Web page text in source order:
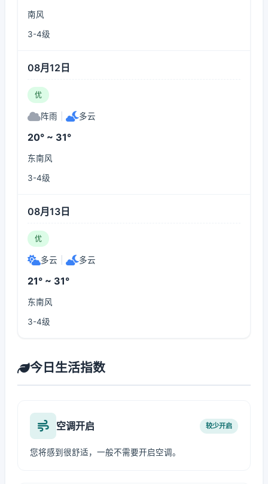
南风
3-4级
08月12日
优
阵雨 多云
20° ~ 31°
东南风
3-4级
08月13日
优
多云 多云
21° ~ 31°
东南风
3-4级
今日生活指数
空调开启 较少开启
您将感到很舒适，一般不需要开启空调。